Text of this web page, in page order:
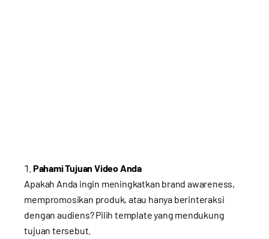
Pahami Tujuan Video Anda
Apakah Anda ingin meningkatkan brand awareness,
mempromosikan produk, atau hanya berinteraksi
dengan audiens? Pilih template yang mendukung
tujuan tersebut.